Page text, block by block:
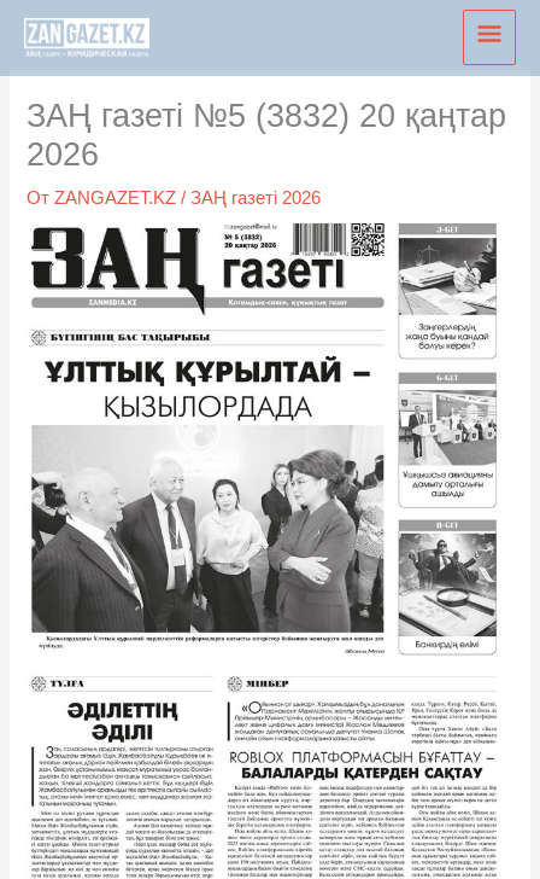
Перейти
содержимому
ЗАҢ газеті №5 (3832) 20 қаңтар
2026
ОтZANGAZET.KZ/ЗАҢ газеті 2026